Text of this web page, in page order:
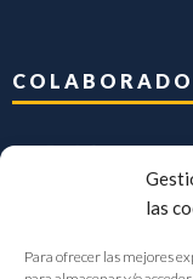
las
Para ofrecer las mejores